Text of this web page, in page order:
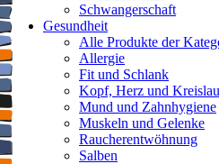
Schwangerschaft
Gesundheit
Alle Produkte der
Allergie
Fit und Schlank
Kopf, Herz und
Mund und Zahnhygiene
Muskeln und Gelenke
Raucherentwöhnung
Salben